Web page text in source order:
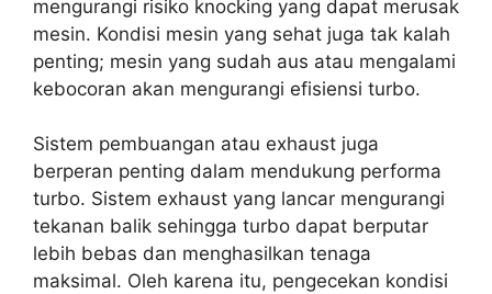
mengurangi risiko knocking yang dapat merusak
mesin. Kondisi mesin yang sehat juga tak kalah
penting; mesin yang sudah aus atau mengalami
kebocoran akan mengurangi efisiensi turbo.
Sistem pembuangan atau exhaust juga
berperan penting dalam mendukung performa
turbo. Sistem exhaust yang lancar mengurangi
tekanan balik sehingga turbo dapat berputar
lebih bebas dan menghasilkan tenaga
maksimal. Oleh karena itu, pengecekan kondisi